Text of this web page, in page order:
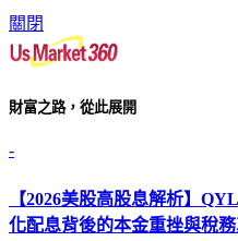
關閉
財富之路，從此展開
-
【2026美股高股息解析】
化配息背後的本金重挫與稅務